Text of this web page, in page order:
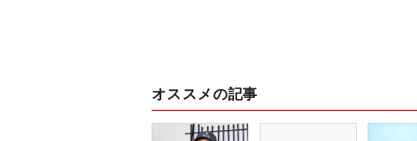
オススメの記事